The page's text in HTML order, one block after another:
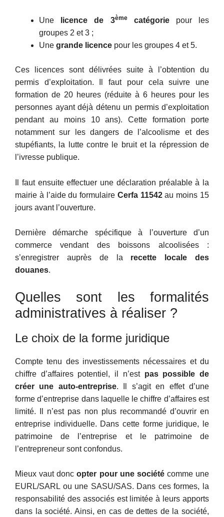
Une licence de 3èmecatégoriepour les
groupes 2 et 3 ;
Une grande licence pour les groupes 4 et 5.
Ces licences sont délivrées suite à l’obtention du
permis d’exploitation. Il faut pour cela suivre une
formation de 20 heures (réduite à 6 heures pour les
personnes ayant déjà détenu un permis d’exploitation
pendant au moins 10 ans). Cette formation porte
notamment sur les dangers de l’alcoolisme et des
stupéfiants, la lutte contre le bruit et la répression de
l’ivresse publique.
Il faut ensuite effectuer une déclaration préalable à la
mairie à l’aide du formulaire Cerfa 11542au moins 15
jours avant l’ouverture.
Dernière démarche spécifique à l’ouverture d’un
commerce vendant des boissons alcoolisées :
s’enregistrer auprès de la recette locale des
douanes.
Quelles sont les formalités
administratives à réaliser ?
Le choix de la forme juridique
Compte tenu des investissements nécessaires et du
chiffre d’affaires potentiel, il n’est pas possible de
créer une auto-entreprise. Il s’agit en effet d’une
forme d’entreprise dans laquelle le chiffre d’affaires est
limité. Il n’est pas non plus recommandé d’ouvrir en
entreprise individuelle. Dans cette forme juridique, le
patrimoine de l’entreprise et le patrimoine de
l’entrepreneur sont confondus.
Mieux vaut doncopter pour une sociétécomme une
EURL/SARL ou une SASU/SAS. Dans ces formes, la
responsabilité des associés est limitée à leurs apports
dans la société. Ainsi, en cas de dettes de la société,